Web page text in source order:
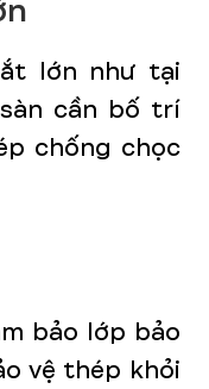
lớn như tại
cần bố trí
chống chọc
bảo lớp bảo
vệ thép khỏi